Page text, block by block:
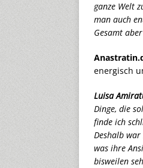
ganze Welt
man auch
Gesamt
energisch
Luisa
Dinge, die
finde ich
Deshalb
was ihre
bisweilen